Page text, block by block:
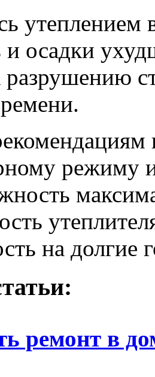
осадки
разрушению
режиму
на долгие
ремонт в